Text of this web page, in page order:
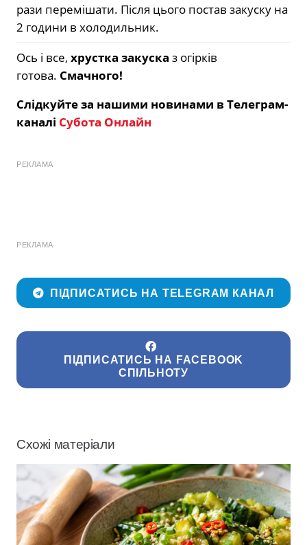
рази перемішати. Після цього постав закуску на
2 години в холодильник.
Ось і все, хрустка закуска з огірків
готова. Смачного!
Слідкуйте за нашими новинами в Телеграм-
каналі Субота Онлайн
РЕКЛАМА
РЕКЛАМА
ПІДПИСАТИСЬ НА TELEGRAM КАНАЛ
ПІДПИСАТИСЬ НА FACEBOOK
СПІЛЬНОТУ
Схожі матеріали